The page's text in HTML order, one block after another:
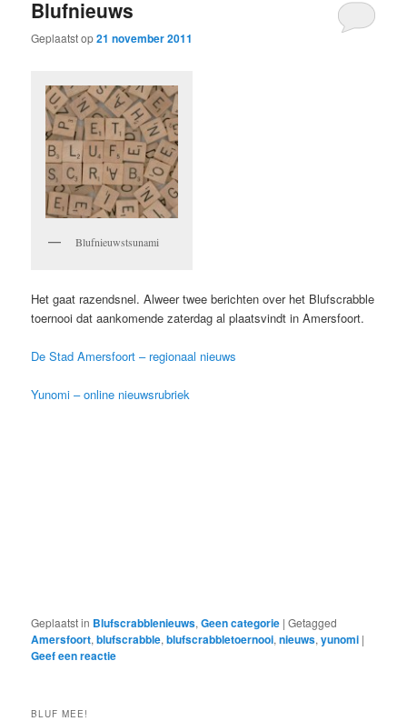
Blufnieuws
Geplaatst op21 november 2011
Blufnieuwstsunami
Het gaat razendsnel. Alweer twee berichten over het Blufscrabble
toernooi dat aankomende zaterdag al plaatsvindt in Amersfoort.
De Stad Amersfoort – regionaal nieuws
Yunomi – online nieuwsrubriek
Geplaatst in Blufscrabblenieuws,Geen categorie |Getagged
Amersfoort,blufscrabble,blufscrabbletoernooi,nieuws,yunomi |
Geef een reactie
BLUF MEE!